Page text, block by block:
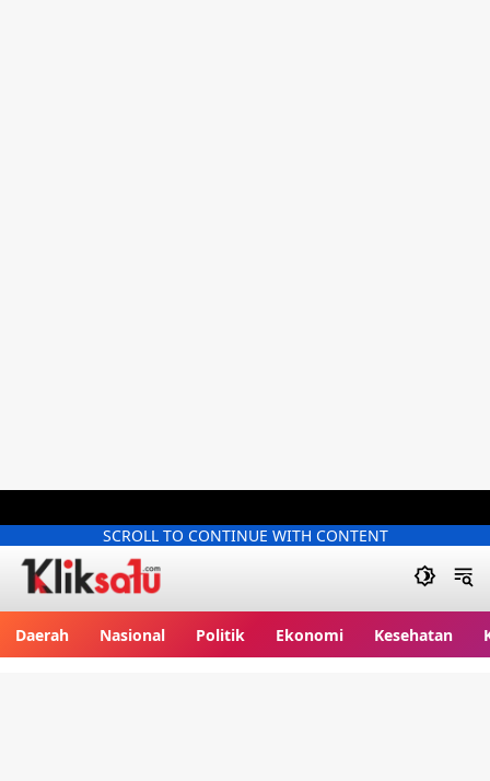
SCROLL TO CONTINUE WITH CONTENT
Daerah Nasional Politik Ekonomi Kesehatan